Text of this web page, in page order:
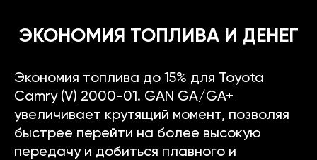
ЭКОНОМИЯ ТОПЛИВА И ДЕНЕГ
Экономия топлива до 15% для Toyota
Camry (V) 2000-01. GAN GA/GA+
увеличивает крутящий момент, позволяя
быстрее перейти на более высокую
передачу и добиться плавного и